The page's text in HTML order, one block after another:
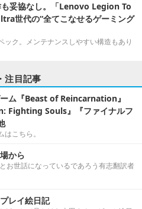
妥協なし。「Lenovo Legion To
世代の“全てこなせるゲーミング
ック。メンテナンスしやすい構造もあり
注目記事
ム『Beast of Reincarnation』
Fighting Souls』『ファイナルフ
こちら。
から
お世話になっているであろう有志翻訳者
レイ絵日記